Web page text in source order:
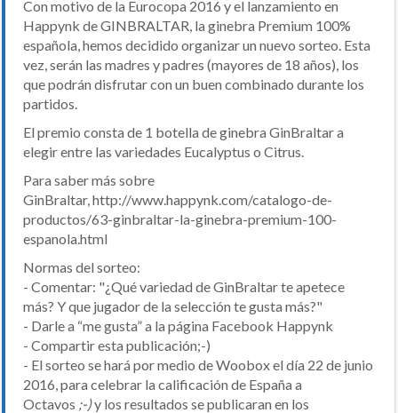
Con motivo de la Eurocopa 2016 y el lanzamiento en
Happynk de GINBRALTAR, la ginebra Premium 100%
española, hemos decidido organizar un nuevo sorteo. Esta
vez, serán las madres y padres (mayores de 18 años), los
que podrán disfrutar con un buen combinado durante los
partidos.
El premio consta de 1 botella de ginebra GinBraltar a
elegir entre las variedades Eucalyptus o Citrus.
Para saber más sobre
GinBraltar, http://www.happynk.com/catalogo-de-
productos/63-ginbraltar-la-ginebra-premium-100-
espanola.html
Normas del sorteo:
- Comentar: "¿Qué variedad de GinBraltar te apetece
más? Y que jugador de la selección te gusta más?"
- Darle a “me gusta” a la página Facebook Happynk
- Compartir esta publicación;-)
- El sorteo se hará por medio de Woobox el día 22 de junio
2016, para celebrar la calificación de España a
Octavos ;-)y los resultados se publicaran en los